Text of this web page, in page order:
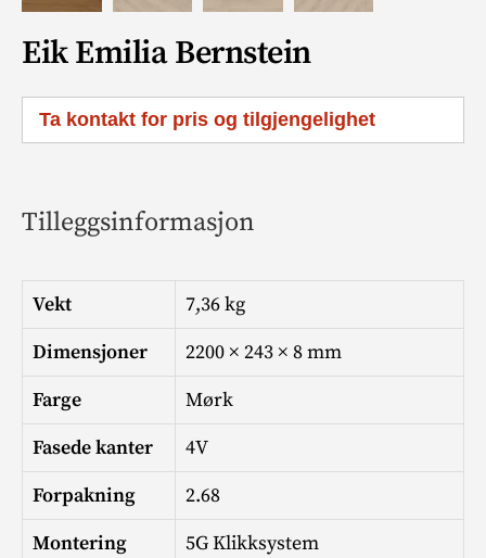
Eik Emilia Bernstein
Ta kontakt for pris og tilgjengelighet
Tilleggsinformasjon
Vekt
7,36 kg
Dimensjoner
2200 × 243 × 8 mm
Farge
Mørk
Fasede kanter
4V
Forpakning
2.68
Montering
5G Klikksystem